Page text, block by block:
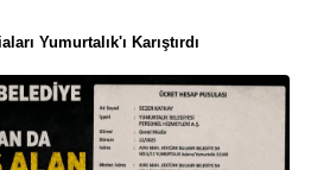
Yumurtalık'ı Karıştırdı